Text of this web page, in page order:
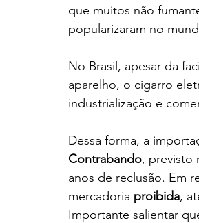
que muitos não
popularizaram no
No Brasil, apesar da
aparelho, o cigarro
industrialização e
Dessa forma, a
Contrabando, previsto
anos de reclusão. Em
mercadoria proibida,
Importante salientar